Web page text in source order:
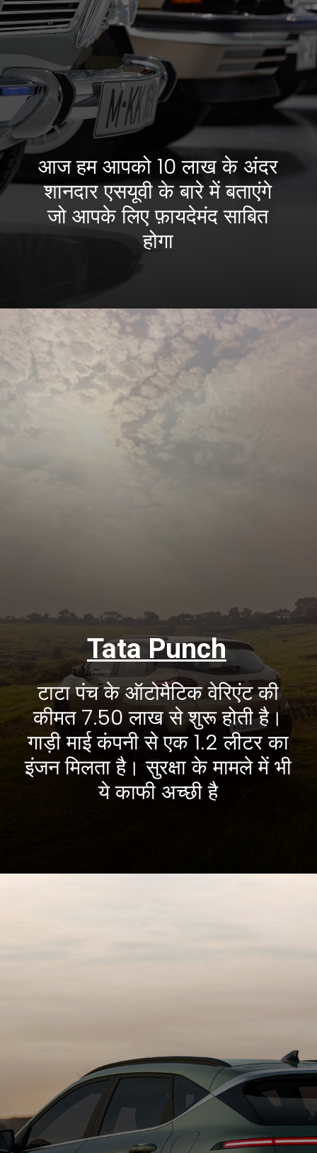
आज हम आपको 10 लाख के अंदर
शानदार एसयूवी के बारे में बताएंगे
जो आपके लिए फ़ायदेमंद साबित
होगा
टाटा पंच के ऑटोमैटिक वेरिएंट की
कीमत 7.50 लाख से शुरू होती है।
गाड़ी माई कंपनी से एक 1.2 लीटर का
इंजन मिलता है। सुरक्षा के मामले में भी
ये काफी अच्छी है
Tata Punch